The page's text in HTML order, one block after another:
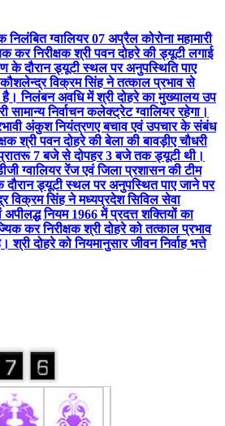
निलंबित ग्वालियर 07 अप्रैल कोरोना महामारी
कर निरीक्षक श्री पवन दोहरे की ड्यूटी लगाई
के दौरान ड्यूटी स्थल पर अनुपस्थिति पाए
विक्रम सिंह ने तत्काल प्रभाव से
है। निलंबन अवधि में श्री दोहरे का मुख्यालय उप
सामान्य निर्वाचन कलेक्ट्रेट ग्वालियर रहेगा।
अंकुश नियंत्रणए बचाव एवं उपचार के संबंध
श्री पवन दोहरे की बेला की बावड़ीए चौधरी
प्रातरू 7 बजे से दोपहर 3 बजे तक ड्यूटी थी।
ग्वालियर रेंज एवं जिला प्रशासन की टीम
के दौरान ड्यूटी स्थल पर अनुपस्थित पाए जाने पर
विक्रम सिंह ने मध्यप्रदेश सिविल सेवा
नियम 1966 में प्रदत्त शक्तियों का
कर निरीक्षक श्री दोहरे को तत्काल प्रभाव
दोहरे को नियमानुसार जीवन निर्वाह भत्ते